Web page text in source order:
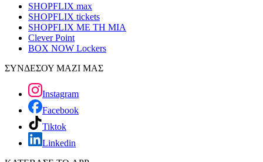
SHOPFLIX max
SHOPFLIX tickets
SHOPFLIX ΜΕ ΤΗ ΜΙΑ
Clever Point
BOX NOW Lockers
ΣΥΝΔΕΣΟΥ ΜΑΖΙ ΜΑΣ
Instagram
Facebook
Tiktok
Linkedin